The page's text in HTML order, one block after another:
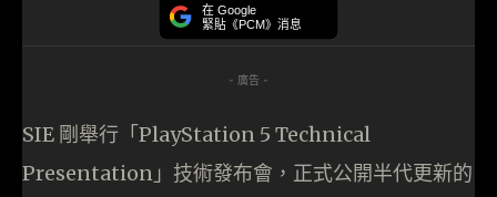
在 Google
緊貼《PCM》消息
- 廣告 -
SIE 剛舉行「PlayStation 5 Technical
Presentation」技術發布會，正式公開半代更新的